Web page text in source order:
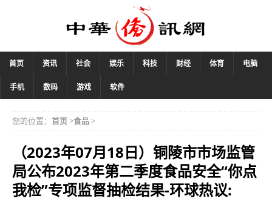
首页 资讯 社会 娱乐 科技 财经 体育 电脑
手机 数码 游戏 软件
您的位置： 首页>食品>
（2023年07月18日）铜陵市市场监管
局公布2023年第二季度食品安全“你点
我检”专项监督抽检结果-环球热议: